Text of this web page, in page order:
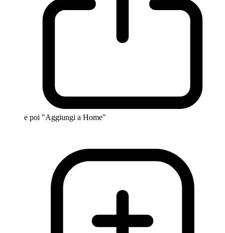
e poi "Aggiungi a Home"